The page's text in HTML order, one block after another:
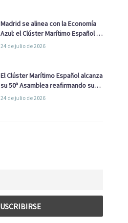
Madrid se alinea con la Economía
Azul: el Clúster Marítimo Español y
la Real Liga Naval avanzan alianzas
24 de julio de 2026
El Clúster Marítimo Español alcanza
su 50ª Asamblea reafirmando su
liderazgo en la Economía Azul
24 de julio de 2026